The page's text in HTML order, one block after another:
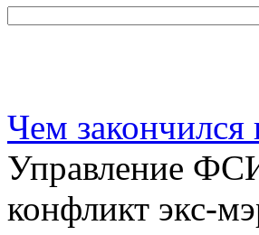
Чем
Управление
конфликт экс-